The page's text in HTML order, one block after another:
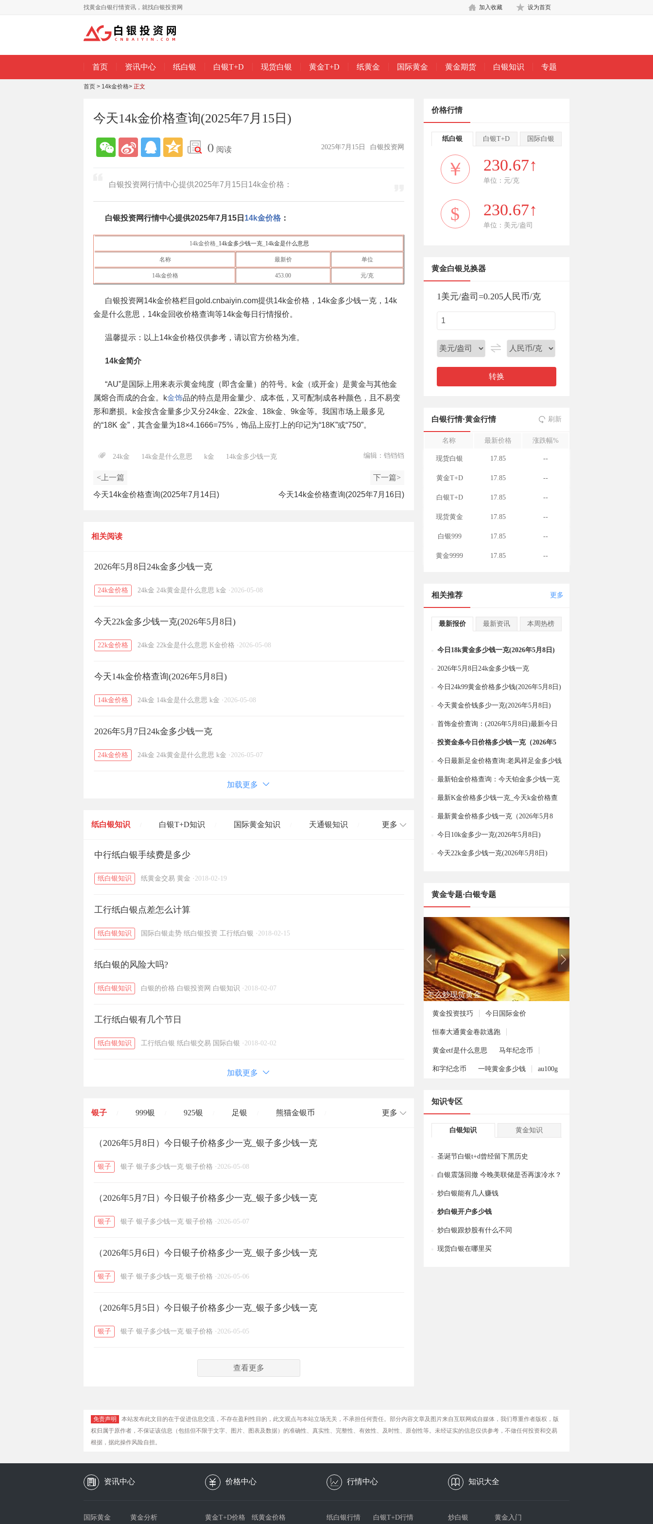
找黄金白银行情资讯，就找白银投资网 设为首页
加入收藏
首页 资讯中心 纸白银 白银T+D 现货白银 黄金T+D 纸黄金 国际黄金 黄金期货 白银知识 专题
首页 > 14k金价格> 正文
今天14k金价格查询(2025年7月15日)
0 阅读 白银投资网
2025年7月15日
白银投资网行情中心提供2025年7月15日14k金价格：
白银投资网行情中心提供2025年7月15日 14k金价格 ：
14k金价格_ 14k金多少钱一克_ 14k金是什么意思
名称 最新价 单位
14k金价格 453.00 元/克
白银投资网14k金价格栏目gold.cnbaiyin.com提供14k金价格，14k金多少钱一克，14k
金是什么意思，14k金回收价格查询等14k金每日行情报价。
温馨提示：以上14k金价格仅供参考，请以官方价格为准。
14k金简介
“AU”是国际上用来表示黄金纯度（即含金量）的符号。k金（或开金）是黄金与其他金
属熔合而成的合金。k金饰品的特点是用金量少、成本低，又可配制成各种颜色，且不易变
形和磨损。k金按含金量多少又分24k金、22k金、18k金、9k金等。我国市场上最多见
的“18K 金”，其含金量为18×4.1666=75%，饰品上应打上的印记为“18K”或“750”。
24k金 14k金是什么意思 k金 14k金多少钱一克 编辑：铛铛铛
<上一篇
今天14k金价格查询(2025年7月14日)
下一篇>
今天14k金价格查询(2025年7月16日)
相关阅读
2026年5月8日24k金多少钱一克
24k金价格 24k金 24k黄金是什么意思 k金 · 2026-05-08
今天22k金多少钱一克(2026年5月8日)
22k金价格 24k金 22k金是什么意思 K金价格 · 2026-05-08
今天14k金价格查询(2026年5月8日)
14k金价格 24k金 14k金是什么意思 k金 · 2026-05-08
2026年5月7日24k金多少钱一克
24k金价格 24k金 24k黄金是什么意思 k金 · 2026-05-07
加载更多
纸白银知识 白银T+D知识 国际黄金知识 天通银知识
黄金T+D知识 / 粤贵银知识
更多
中行纸白银手续费是多少
纸白银知识 纸黄金交易 黄金 · 2018-02-19
工行纸白银点差怎么计算
纸白银知识 国际白银走势 纸白银投资 工行纸白银 · 2018-02-15
纸白银的风险大吗?
纸白银知识 白银的价格 白银投资网 白银知识 · 2018-02-07
工行纸白银有几个节日
纸白银知识 工行纸白银 纸白银交易 国际白银 · 2018-02-02
加载更多
银子 999银 925银 足银 熊猫金银币
开国纪念币 大清银币 / 长城币 / 老凤祥
菜百 周生生 周大生
六福 / 金至尊 / 潮宏基 / 亚一金店 黄金
更多
（2026年5月8日）今日银子价格多少一克_银子多少钱一克
银子 银子 银子多少钱一克 银子价格 · 2026-05-08
（2026年5月7日）今日银子价格多少一克_银子多少钱一克
银子 银子 银子多少钱一克 银子价格 · 2026-05-07
（2026年5月6日）今日银子价格多少一克_银子多少钱一克
银子 银子 银子多少钱一克 银子价格 · 2026-05-06
（2026年5月5日）今日银子价格多少一克_银子多少钱一克
银子 银子 银子多少钱一克 银子价格 · 2026-05-05
查看更多
价格行情
纸白银 白银T+D 国际白银
￥ 230.67↑
单位：元/克
$ 230.67↑
单位：美元/盎司
黄金白银兑换器
1美元/盎司 =0.205人民币/克
转换
白银行情·黄金行情 刷新
名称 最新价格 涨跌幅%
现货白银 17.85 --
黄金T+D 17.85 --
白银T+D 17.85 --
现货黄金 17.85 --
白银999 17.85 --
黄金9999 17.85 --
相关推荐 更多
最新报价 最新资讯 本周热榜
今日18k黄金多少钱一克(2026年5月8日)
2026年5月8日24k金多少钱一克
今日24k99黄金价格多少钱(2026年5月8日)
今天黄金价钱多少一克(2026年5月8日)
首饰金价查询：(2026年5月8日)最新今日
金价多少一克？
投资金条今日价格多少钱一克（2026年5
月8日）
今日最新足金价格查询:老凤祥足金多少钱
一克（2026年5月8日）
最新铂金价格查询：今天铂金多少钱一克
（2026年5月8日）
最新K金价格多少钱一克_今天k金价格查
询（2026年5月8日）
最新黄金价格多少钱一克（2026年5月8
日）
今日10k金多少一克(2026年5月8日)
今天22k金多少钱一克(2026年5月8日)
黄金专题·白银专题
怎么炒现货黄金
黄金投资技巧 今日国际金价
恒泰大通黄金卷款逃跑
黄金etf是什么意思 马年纪念币
和字纪念币 一吨黄金多少钱 au100g
知识专区
白银知识 黄金知识
圣诞节白银t+d曾经留下黑历史
白银震荡回撤 今晚美联储是否再泼冷水？
炒白银能有几人赚钱
炒白银开户多少钱
炒白银跟炒股有什么不同
现货白银在哪里买
免责声明
本站发布此文目的在于促进信息交流，不存在盈利性目的，此文观点与本站立场无关，不承担任何责任。部分内容文章及图片来自互联网或自媒体，我们尊重作者版权，版
权归属于原作者，不保证该信息（包括但不限于文字、图片、图表及数据）的准确性、真实性、完整性、有效性、及时性、原创性等。未经证实的信息仅供参考，不做任何投资和交易
根据，据此操作风险自担。
资讯中心 价格中心 行情中心 知识大全
国际黄金 黄金分析 黄金T+D价格 纸黄金价格 纸白银行情 白银T+D行情 炒白银 黄金入门